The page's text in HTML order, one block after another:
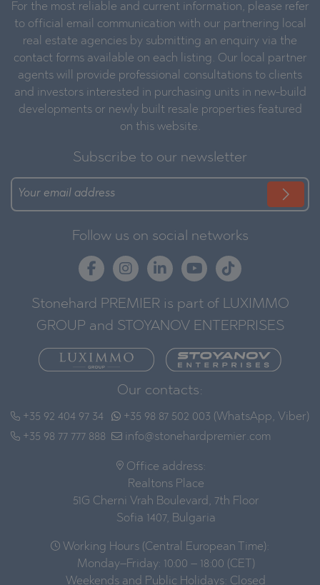
For the most reliable and current information, please refer
to official email communication with our partnering local
real estate agencies by submitting an enquiry via the
contact forms available on each listing. Our local partner
agents will provide professional consultations to clients
and investors interested in purchasing units in new-build
developments or newly built resale properties featured
on this website.
Subscribe to our newsletter
Follow us on social networks
Stonehard PREMIER is part of LUXIMMO
GROUP and STOYANOV ENTERPRISES
Our contacts:
+35 92 404 97 34
+35 98 77 777 888
+35 98 87 502 003 (WhatsApp, Viber)
info@stonehardpremier.com
Office address:
Realtons Place
51G Cherni Vrah Boulevard, 7th Floor
Sofia 1407, Bulgaria
Working Hours (Central European Time):
Monday–Friday: 10:00 – 18:00 (CET)
Weekends and Public Holidays: Closed